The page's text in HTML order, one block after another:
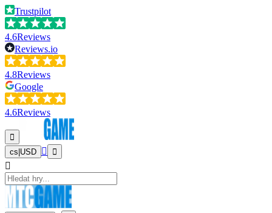
Trustpilot
4.6Reviews
Reviews.io
4.8Reviews
Google
4.6Reviews
cs USD